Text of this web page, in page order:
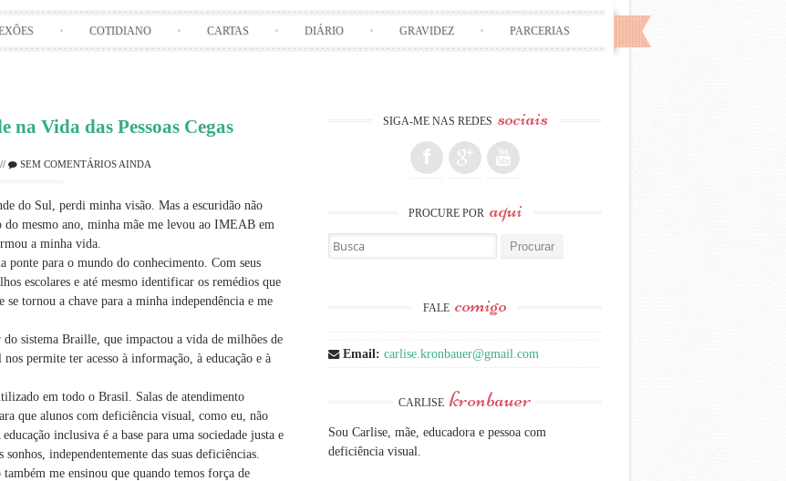
COTIDIANO CARTAS DIÁRIO GRAVIDEZ PARCERIAS
Vida das Pessoas Cegas
// SEM COMENTÁRIOS AINDA
do Sul, perdi minha visão. Mas a escuridão não
mesmo ano, minha mãe me levou ao IMEAB em
a minha vida.
ponte para o mundo do conhecimento. Com seus
escolares e até mesmo identificar os remédios que
tornou a chave para a minha independência e me
sistema Braille, que impactou a vida de milhões de
permite ter acesso à informação, à educação e à
em todo o Brasil. Salas de atendimento
que alunos com deficiência visual, como eu, não
inclusiva é a base para uma sociedade justa e
independentemente das suas deficiências.
me ensinou que quando temos força de
SIGA-ME NAS REDES sociais
PROCURE POR aqui
Busca por:
FALE comigo
Email: carlise.kronbauer@gmail.com
CARLISE kronbauer
Sou Carlise, mãe, educadora e pessoa com
deficiência visual.